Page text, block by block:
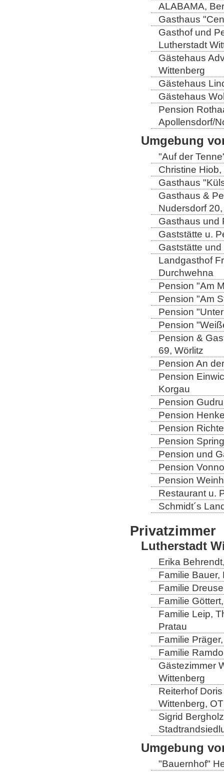
ALABAMA,
Gasthaus
Gasthof und
Lutherstadt
Gästehaus
Wittenberg
Gästehaus
Gästehaus
Pension
Apollensdorf/
Umgebung
"Auf der
Christine
Gasthaus
Gasthaus &
Nudersdorf
Gasthaus und
Gaststätte u.
Gaststätte
Landgasthof
Durchwehna
Pension "Am
Pension "Am
Pension
Pension
Pension &
69, Wörlitz
Pension An
Pension
Korgau
Pension
Pension
Pension
Pension
Pension und
Pension
Pension
Restaurant u.
Schmidt´s
Privatzimmer
Lutherstadt
Erika
Familie Bauer,
Familie
Familie
Familie Leip,
Pratau
Familie
Familie
Gästezimmer
Wittenberg
Reiterhof
Wittenberg,
Sigrid
Umgebung
"Bauernhof"